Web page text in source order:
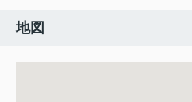
地図